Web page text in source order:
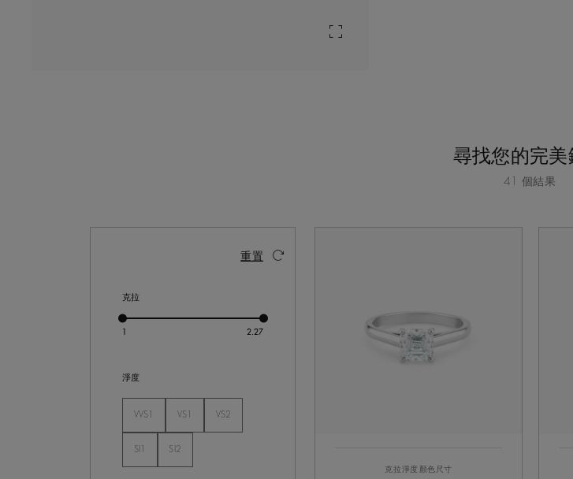
尋找您的完美
41 個結果
啟動這些部件將導致頁面上的內容更新。
重置
克拉
淨度
VVS1
VS1
VS2
SI1
SI2
克拉 淨度 顏色 尺寸